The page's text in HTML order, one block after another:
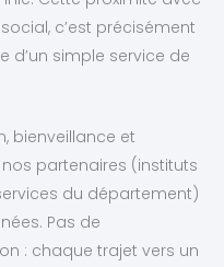
c’est précisément
d’un simple service de
bienveillance et
partenaires (instituts
du département)
Pas de
: chaque trajet vers un